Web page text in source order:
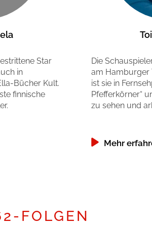
Star
in
Bücher Kult.
finnische
Die
am Hamburger
ist sie in
Pfefferkörner“
zu sehen und
Mehr
FOLGEN